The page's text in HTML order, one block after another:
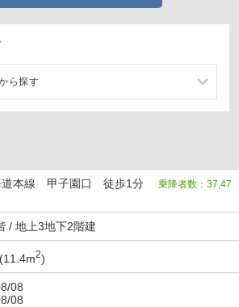
ら探す
貸店舗・テナント一覧
舗物件・貸店舗・テナント一覧
貸店舗・テナント一覧
道本線 甲子園口 徒歩1分 乗降者数：37,47
/ 地上3地下2階建
2)
08
08